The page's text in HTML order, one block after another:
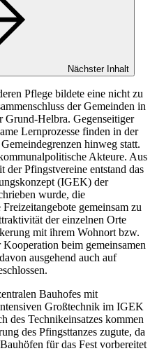
Nächster Inhalt
Pflege bildete eine nicht zu
der Gemeinden in
Grund-Helbra. Gegenseitiger
Lernprozesse finden in der
hinweg statt.
Akteure. Aus
der Pfingstvereine entstand das
(IGEK) der
wurde, die
gemeinsam zu
der einzelnen Orte
mit ihrem Wohnort bzw.
beim gemeinsamen
ausgehend auch auf
Bauhofes mit
Großtechnik im IGEK
des Technikeinsatzes kommen
des Pfingsttanzes zugute, da
für das Fest vorbereitet